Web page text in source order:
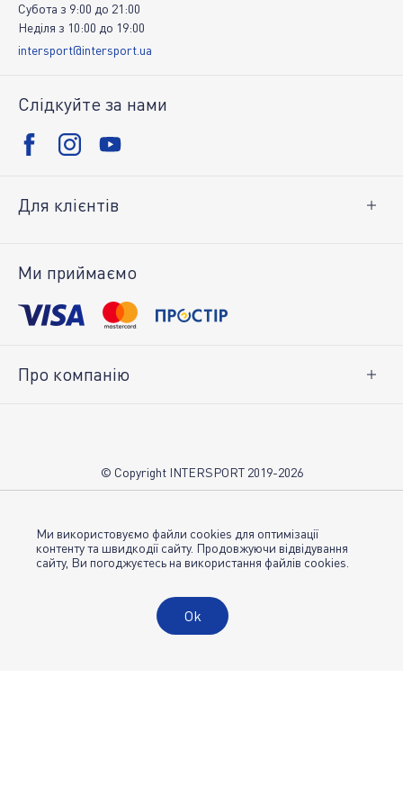
Субота з 9:00 до 21:00
Неділя з 10:00 до 19:00
intersport@intersport.ua
Слідкуйте за нами
Для клієнтів
Повернення товару
Ми приймаємо
Про компанію
Магазини INTERSPORT
© Copyright INTERSPORT 2019-2026
Політика конфіденційності
Публічна оферта
Ми використовуємо файли cookies для оптимізації
контенту та швидкодії сайту. Продовжуючи відвідування
сайту, Ви погоджуєтесь на використання файлів cookies.
Ok